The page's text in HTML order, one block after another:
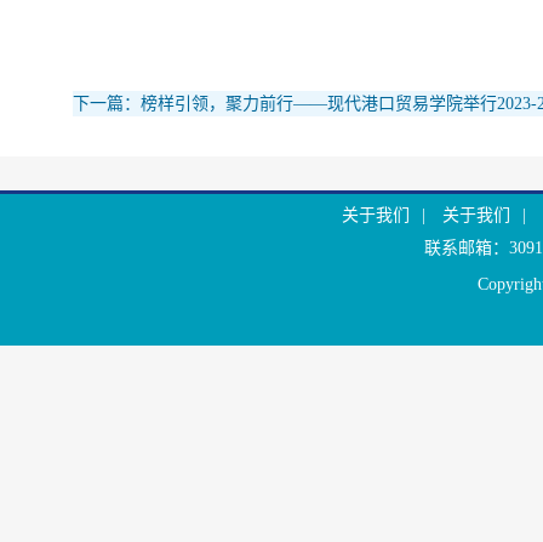
下一篇：榜样引领，聚力前行——现代港口贸易学院举行
关于我们 关于我们
联系邮箱：